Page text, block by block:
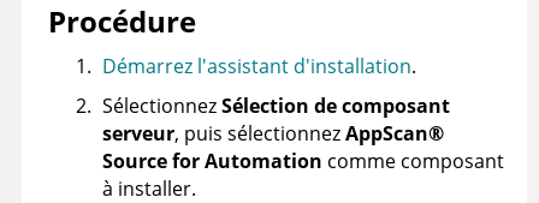
Procédure
Démarrez l'assistant d'installation.
SélectionnezSélection de composant
serveur, puis sélectionnezAppScan®
Source for Automation comme composant
à installer.